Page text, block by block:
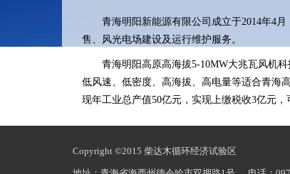
青海明阳新能源有限公司成立于2014年4月
售、风光电场建设及运行维护服务。
青海明阳高原高海拔5-10MW大兆瓦风机科
低风速、低密度、高海拔、高电量等适合青海
现年工业总产值50亿元，实现上缴税收3亿元，
Copyright ©2015 柴达木循环经济试验区